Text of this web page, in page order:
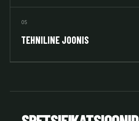
05
TEHNILINE JOONIS